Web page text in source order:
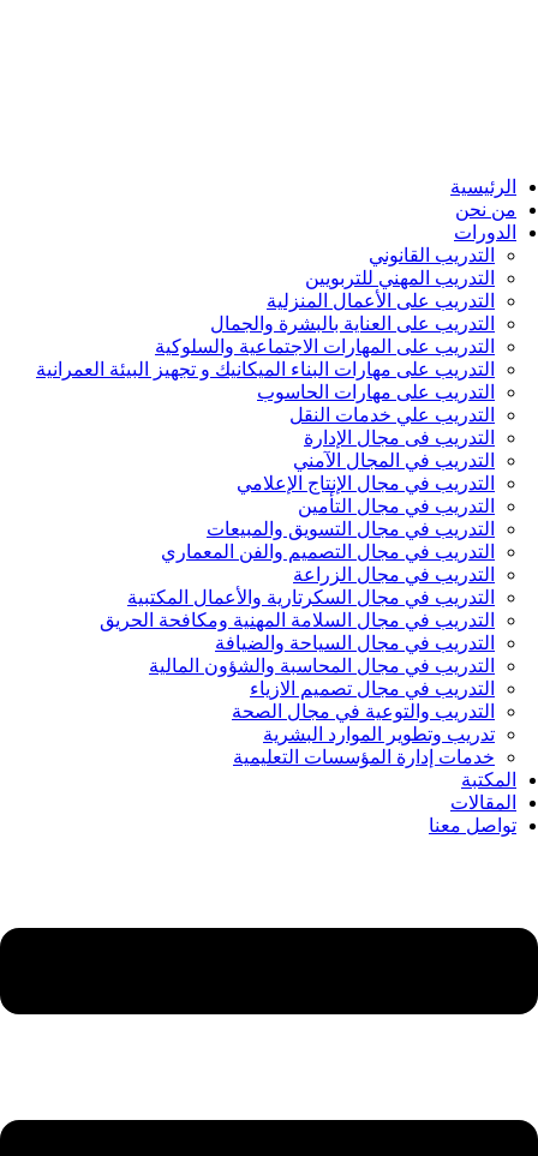
الرئيسية
من نحن
الدورات
التدريب القانوني
التدريب المهني للتربويين
التدريب على الأعمال المنزلية
التدريب على العناية بالبشرة والجمال
التدريب على المهارات الاجتماعية والسلوكية
التدريب على مهارات البناء الميكانيك و تجهيز البيئة العمرانية
التدريب على مهارات الحاسوب
التدريب علي خدمات النقل
التدريب فى مجال الإدارة
التدريب في المجال الآمني
التدريب في مجال الإنتاج الإعلامي
التدريب في مجال التأمين
التدريب في مجال التسويق والمبيعات
التدريب في مجال التصميم والفن المعماري
التدريب في مجال الزراعة
التدريب في مجال السكرتارية والأعمال المكتبية
التدريب في مجال السلامة المهنية ومكافحة الحريق
التدريب في مجال السياحة والضيافة
التدريب في مجال المحاسبة والشؤون المالية
التدريب في مجال تصميم الازياء
التدريب والتوعية في مجال الصحة
تدريب وتطوير الموارد البشرية
خدمات إدارة المؤسسات التعليمية
المكتبة
المقالات
تواصل معنا